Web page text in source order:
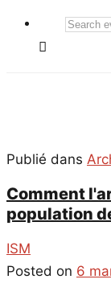
Search
Publié dans
Comment
population
ISM
Posted on 6